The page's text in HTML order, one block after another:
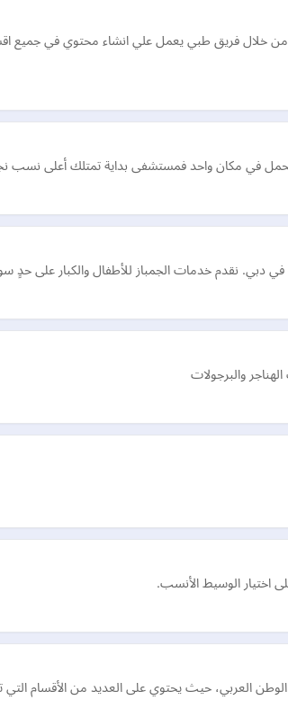
فريق طبي يعمل علي انشاء محتوي في جميع اقسام
في مكان واحد فمستشفى بداية تمتلك أعلى نسب
والبرجولات
اختيار الوسيط الأنسب.
حيث يحتوي على العديد من الأقسام التي تقدم